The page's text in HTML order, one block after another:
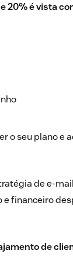
20% é vista
o seu plano e
de e-
financeiro
de